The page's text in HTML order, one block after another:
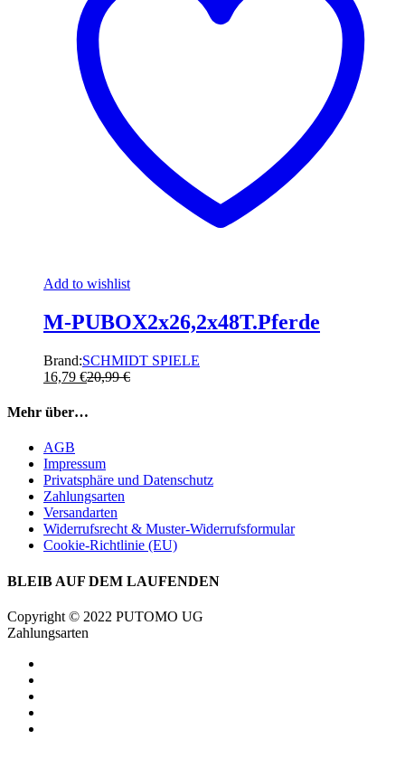
Add to wishlist
M-PUBOX2x26,2x48T.Pferde
Brand:SCHMIDT SPIELE
16,79 €20,99€
Mehr über…
AGB
Impressum
Privatsphäre und Datenschutz
Zahlungsarten
Versandarten
Widerrufsrecht & Muster-Widerrufsformular
Cookie-Richtlinie (EU)
BLEIB AUF DEM LAUFENDEN
Copyright © 2022 PUTOMO UG
Zahlungsarten